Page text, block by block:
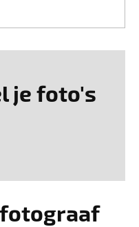
je foto's
fotograaf